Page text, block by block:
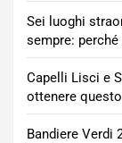
Sei luoghi
sempre:
Capelli Lisci e
ottenere
Bandiere Verdi